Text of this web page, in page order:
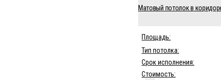
Матовый потолок в
Площадь:
Тип потолка:
Срок исполнения:
Стоимость: